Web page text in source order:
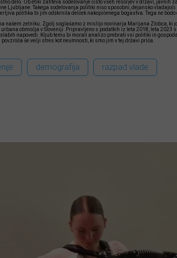
delo. Ob etiki zahteva sodelovanje čisto vseh resorjev v državi, javnih
Ljubljane. Takega sodelovanja politiki niso sposobni, dejansko
politika bi jim odškrnila delček nakopičenega bogastva. Tega ne bodo
našem zelniku. Zgolj soglašamo z mislijo novinarja Marijana Zlobca, ki
območja v Sloveniji. Pripravljeno s podatkih iz leta 2018, leta 2023
napovedi. Kljub temu bi morali analizo prebrati vsi politiki in
še večji stres kot neumnosti, ki smo jim v tej državi priča.
demografija razpad vlade